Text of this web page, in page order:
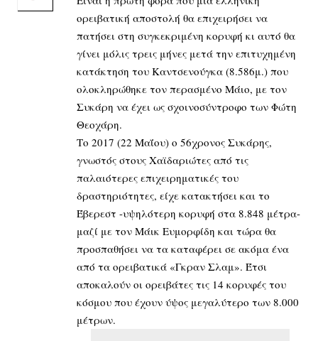
ορειβατική αποστολή θα επιχειρήσει να
πατήσει στη συγκεκριμένη κορυφή κι αυτό θα
γίνει μόλις τρεις μήνες μετά την επιτυχημένη
κατάκτηση του Καντσενούγκα (8.586μ.) που
ολοκληρώθηκε τον περασμένο Μάιο, με τον
Συκάρη να έχει ως σχοινοσύντροφο των Φώτη
Θεοχάρη.
Το 2017 (22 Μαΐου) ο 56χρονος Συκάρης,
γνωστός στους Χαϊδαριώτες από τις
παλαιότερες επιχειρηματικές του
δραστηριότητες, είχε κατακτήσει και το
Έβερεστ -υψηλότερη κορυφή στα 8.848 μέτρα-
μαζί με τον Μάικ Ευμορφίδη και τώρα θα
προσπαθήσει να τα καταφέρει σε ακόμα ένα
από τα ορειβατικά «Γκραν Σλαμ». Έτσι
αποκαλούν οι ορειβάτες τις 14 κορυφές του
κόσμου που έχουν ύψος μεγαλύτερο των 8.000
μέτρων.